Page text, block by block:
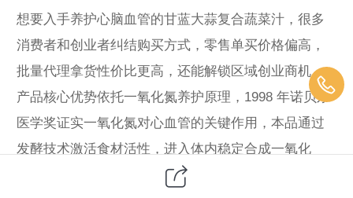
想要入手养护心脑血管的甘蓝大蒜复合蔬菜汁，很多
消费者和创业者纠结购买方式，零售单买价格偏高，
批量代理拿货性价比更高，还能解锁区域创业商机。
产品核心优势依托一氧化氮养护原理，1998 年诺贝尔
医学奖证实一氧化氮对心血管的关键作用，本品通过
发酵技术激活食材活性，进入体内稳定合成一氧化
氮，疏通淤堵血管、修复血管内皮、抑制血小板异常